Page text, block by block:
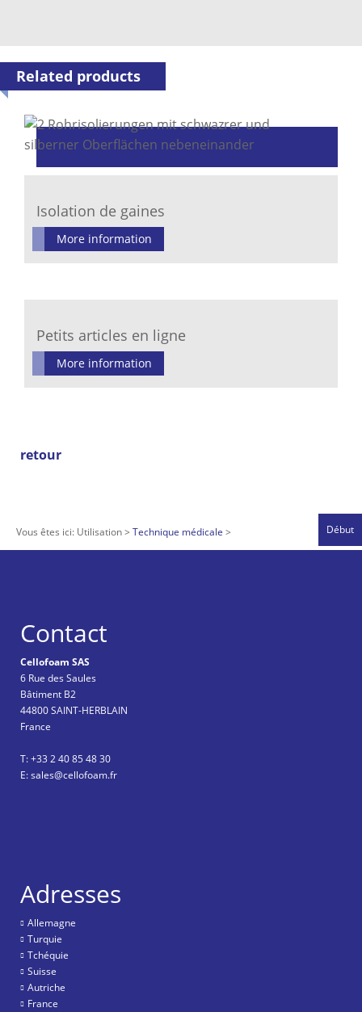
Related products
Isolation de gaines
More information
Petits articles en ligne
More information
retour
Vous êtes ici: Utilisation Technique médicale Début
Contact
Cellofoam SAS
6 Rue des Saules
Bâtiment B2
44800 SAINT-HERBLAIN
France
T: +33 2 40 85 48 30
E: sales@cellofoam.fr
Adresses
Allemagne
Turquie
Tchéquie
Suisse
Autriche
France